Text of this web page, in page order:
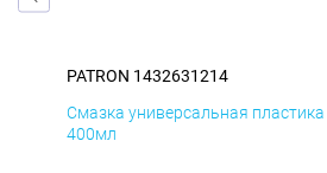
PATRON 1432631214
Смазка универсальная пластика
400мл